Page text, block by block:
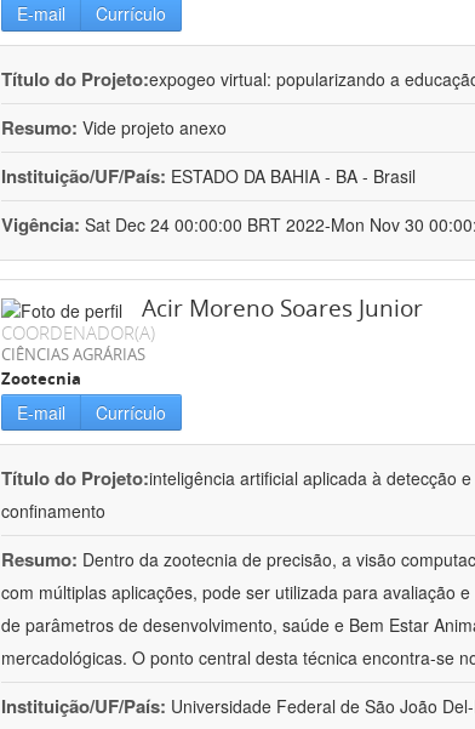
E-mail Currículo
Título do Projeto:expogeo virtual: popularizando a
Resumo: Vide projeto anexo
Instituição/UF/País: ESTADO DA BAHIA - BA - Brasil
Vigência: Sat Dec 24 00:00:00 BRT 2022-Mon Nov 30
Acir Moreno Soares Junior
COORDENADOR(A)
CIÊNCIAS AGRÁRIAS
Zootecnia
E-mail Currículo
Título do Projeto:inteligência artificial aplicada à detecção
confinamento
Resumo: Dentro da zootecnia de precisão, a visão
com múltiplas aplicações, pode ser utilizada para avaliação
de parâmetros de desenvolvimento, saúde e Bem Estar
mercadológicas. O ponto central desta técnica encontra-se
Instituição/UF/País: Universidade Federal de São João